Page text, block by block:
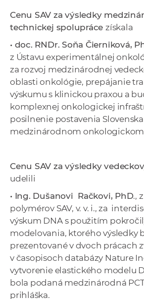
Cenu SAV za výsledky
technickej spoluprácezískala
• doc. RNDr. Soňa Čierniková,
z Ústavu experimentálnej
za rozvoj medzinárodnej
oblasti onkológie, prepájanie
výskumu s klinickou praxou a
komplexnej onkologickej
posilnenie postavenia
medzinárodnom onkologickom
Cenu SAV za výsledky
udelili
• Ing. Dušanovi Račkovi, PhD.,
polymérov SAV, v. v. i., za
výskum DNA s použitím
modelovania, ktorého výsledky
prezentované v dvoch prácach
v časopisoch databázy Nature
vytvorenie elastického modelu
bola podaná medzinárodná
prihláška.